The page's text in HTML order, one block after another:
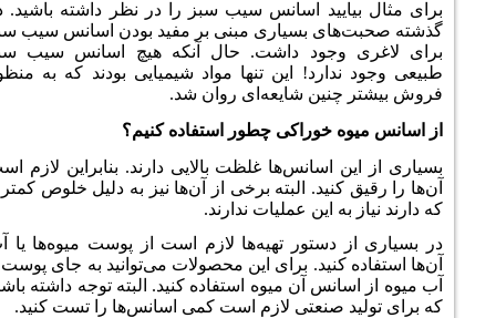
اسانس سیب سبز را در نظر داشته باشید. در
بسیاری مبنی بر مفید بودن اسانس سیب سبز
داشت. حال آنکه هیچ اسانس سیب سبز
این تنها مواد شیمیایی بودند که به منظور
شایعه‌‌ای روان شد.
چطور استفاده کنیم؟
غلظت بالایی دارند. بنابراین لازم است
البته برخی از آن‌ها نیز به دلیل خلوص کمتری
عملیات ندارند.
تهیه‌ها لازم است از پوست میوه‌ها یا آب
برای این محصولات می‌توانید به جای پوست یا
آن میوه استفاده کنید. البته توجه داشته باشید
لازم است کمی اسانس‌ها را تست کنید.